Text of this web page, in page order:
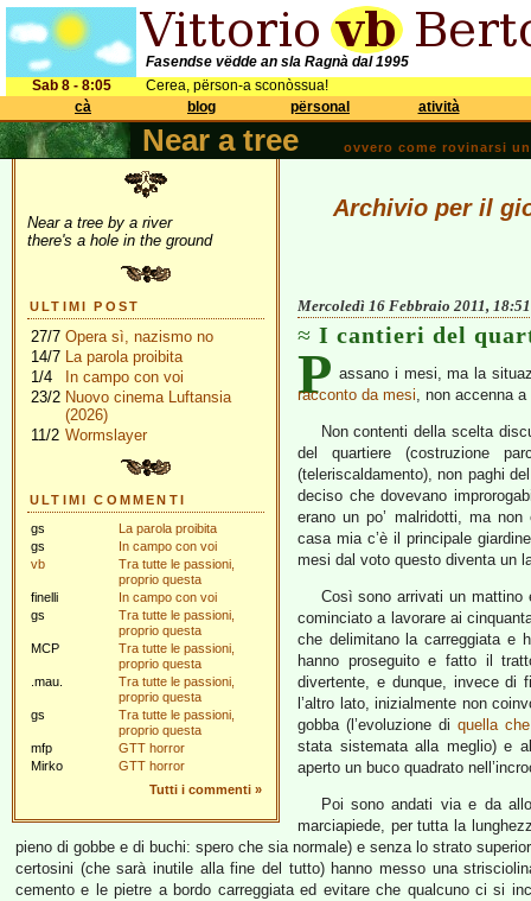
Fasendse vëdde an sla Ragnà dal 1995
Sab 8 - 8:05
Cerea, përson-a sconòssua!
cà
blog përsonal atività
Near a tree ovvero come rovinarsi
Near a tree by a river
there's a hole in the ground
ULTIMI POST
27/7 Opera sì, nazismo no
14/7 La parola proibita
1/4
In campo con voi
23/2 Nuovo cinema Luftansia
(2026)
11/2 Wormslayer
ULTIMI COMMENTI
gs
La parola proibita
gs
In campo con voi
vb
Tra tutte le passioni,
proprio questa
finelli
In campo con voi
gs
Tra tutte le passioni,
proprio questa
MCP
Tra tutte le passioni,
proprio questa
.mau.
Tra tutte le passioni,
proprio questa
gs
Tra tutte le passioni,
proprio questa
mfp
GTT horror
Mirko
GTT horror
Tutti i commenti »
Archivio per il
Mercoledì 16 Febbraio 2011, 18:51
I cantieri del
P assano i mesi, ma la
racconto da mesi, non accenna
Non contenti della scelta
del quartiere (costruzione
(teleriscaldamento), non paghi
deciso che dovevano
erano un po’ malridotti, ma
casa mia c’è il principale
mesi dal voto questo diventa un
Così sono arrivati un mattino
cominciato a lavorare ai
che delimitano la carreggiata e
hanno proseguito e fatto il
divertente, e dunque, invece di
l’altro lato, inizialmente non
gobba (l’evoluzione di quella
stata sistemata alla meglio) e
aperto un buco quadrato
Poi sono andati via e da
marciapiede, per tutta la
pieno di gobbe e di buchi: spero che sia normale) e senza lo strato
certosini (che sarà inutile alla fine del tutto) hanno messo una
cemento e le pietre a bordo carreggiata ed evitare che qualcuno ci si